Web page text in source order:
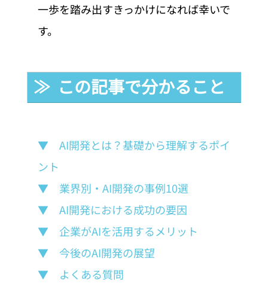
一歩を踏み出すきっかけになれば幸いで
す。
≫  この記事で分かること
▼　AI開発とは？基礎から理解するポイ
ント
▼　業界別・AI開発の事例10選
▼　AI開発における成功の要因
▼　企業がAIを活用するメリット
▼　今後のAI開発の展望
▼　よくある質問